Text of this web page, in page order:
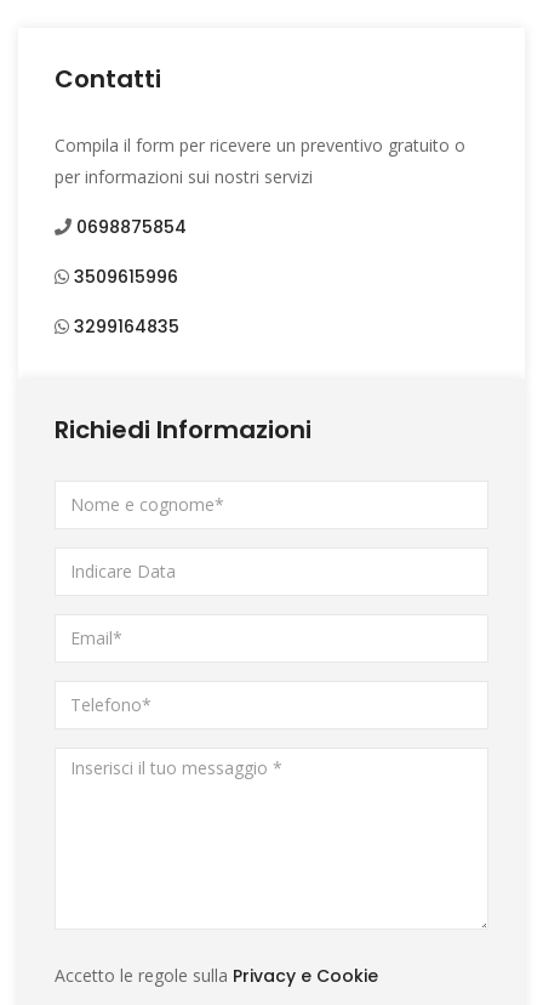
Contatti
Compila il form per ricevere un preventivo gratuito o
per informazioni sui nostri servizi
0698875854
3509615996
3299164835
Richiedi Informazioni
Accetto le regole sulla Privacy e Cookie